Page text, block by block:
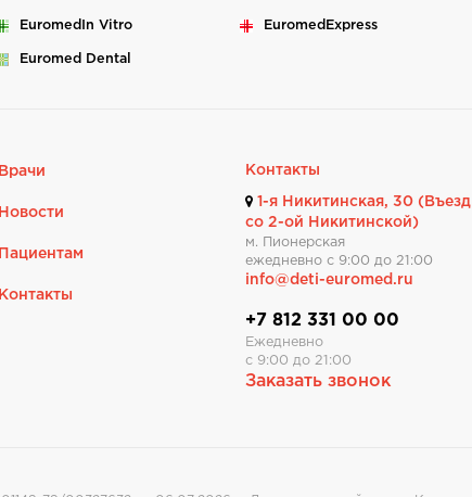
Euromed In Vitro Euromed Express
Euromed Dental
Врачи
Новости
Пациентам
Контакты
Контакты
1-я Никитинская, 30 (Въезд
со 2-ой Никитинской)
м. Пионерская
ежедневно с 9:00 до 21:00
info@deti-euromed.ru
+7 812 331 00 00
Ежедневно
с 9:00 до 21:00
Заказать звонок